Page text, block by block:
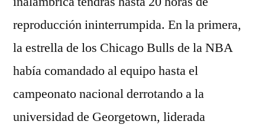
reproducción ininterrumpida. En la primera,
la estrella de los Chicago Bulls de la NBA
había comandado al equipo hasta el
campeonato nacional derrotando a la
universidad de Georgetown, liderada